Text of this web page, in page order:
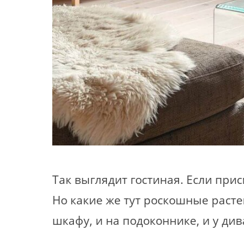
Так выглядит гостиная. Если
Но какие же тут роскошные
шкафу, и на подоконнике, и у